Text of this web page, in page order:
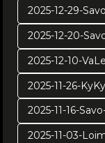
2025-12-29-
2025-12-20-
2025-11-26-
2025-11-03-